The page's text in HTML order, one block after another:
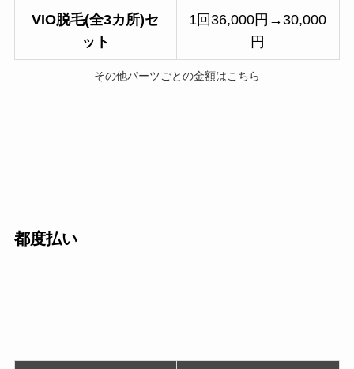
VIO脱毛(全3カ所)セ
ット
1回36,000円→30,000
円
その他パーツごとの金額はこちら
都度払い